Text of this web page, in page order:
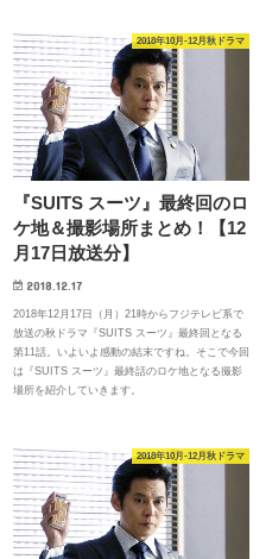
2018年10月-12月秋ドラマ
『SUITS スーツ』最終回のロ
ケ地＆撮影場所まとめ！【12
月17日放送分】
2018.12.17
2018年12月17日（月）21時からフジテレビ系で
放送の秋ドラマ『SUITS スーツ』最終回となる
第11話。いよいよ感動の結末ですね。そこで今回
は『SUITS スーツ』最終話のロケ地となる撮影
場所を紹介していきます。
2018年10月-12月秋ドラマ